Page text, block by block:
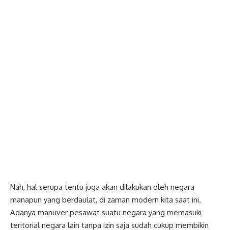
Nah, hal serupa tentu juga akan dilakukan oleh negara
manapun yang berdaulat, di zaman modern kita saat ini.
Adanya manuver pesawat suatu negara yang memasuki
teritorial negara lain tanpa izin saja sudah cukup membikin